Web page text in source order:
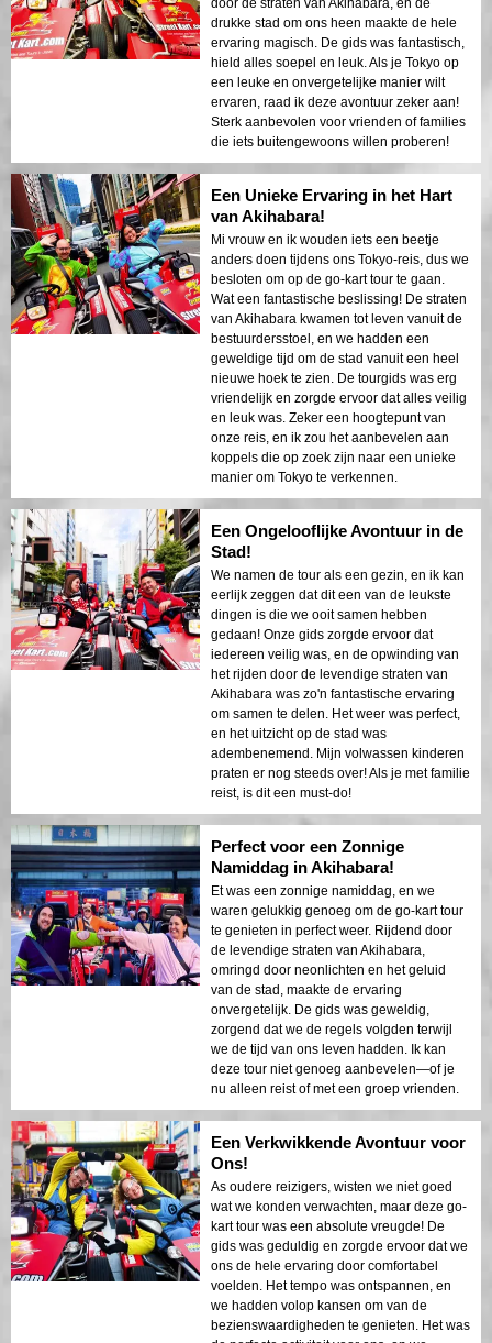
drukke stad om ons heen maakte de hele
ervaring magisch. De gids was fantastisch,
hield alles soepel en leuk. Als je Tokyo op
een leuke en onvergetelijke manier wilt
ervaren, raad ik deze avontuur zeker aan!
Sterk aanbevolen voor vrienden of families
die iets buitengewoons willen proberen!
Een Unieke Ervaring in het Hart
van Akihabara!
Mi vrouw en ik wouden iets een beetje
anders doen tijdens ons Tokyo-reis, dus we
besloten om op de go-kart tour te gaan.
Wat een fantastische beslissing! De straten
van Akihabara kwamen tot leven vanuit de
bestuurdersstoel, en we hadden een
geweldige tijd om de stad vanuit een heel
nieuwe hoek te zien. De tourgids was erg
vriendelijk en zorgde ervoor dat alles veilig
en leuk was. Zeker een hoogtepunt van
onze reis, en ik zou het aanbevelen aan
koppels die op zoek zijn naar een unieke
manier om Tokyo te verkennen.
Een Ongelooflijke Avontuur in de
Stad!
We namen de tour als een gezin, en ik kan
eerlijk zeggen dat dit een van de leukste
dingen is die we ooit samen hebben
gedaan! Onze gids zorgde ervoor dat
iedereen veilig was, en de opwinding van
het rijden door de levendige straten van
Akihabara was zo'n fantastische ervaring
om samen te delen. Het weer was perfect,
en het uitzicht op de stad was
adembenemend. Mijn volwassen kinderen
praten er nog steeds over! Als je met familie
reist, is dit een must-do!
Perfect voor een Zonnige
Namiddag in Akihabara!
Et was een zonnige namiddag, en we
waren gelukkig genoeg om de go-kart tour
te genieten in perfect weer. Rijdend door
de levendige straten van Akihabara,
omringd door neonlichten en het geluid
van de stad, maakte de ervaring
onvergetelijk. De gids was geweldig,
zorgend dat we de regels volgden terwijl
we de tijd van ons leven hadden. Ik kan
deze tour niet genoeg aanbevelen—of je
nu alleen reist of met een groep vrienden.
Een Verkwikkende Avontuur voor
Ons!
As oudere reizigers, wisten we niet goed
wat we konden verwachten, maar deze go-
kart tour was een absolute vreugde! De
gids was geduldig en zorgde ervoor dat we
ons de hele ervaring door comfortabel
voelden. Het tempo was ontspannen, en
we hadden volop kansen om van de
bezienswaardigheden te genieten. Het was